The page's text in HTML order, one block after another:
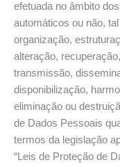
efetuada no âmbito
automáticos ou não,
organização,
alteração,
transmissão,
disponibilização,
eliminação ou
de Dados Pessoais
termos da legislação
“Leis de Proteção de